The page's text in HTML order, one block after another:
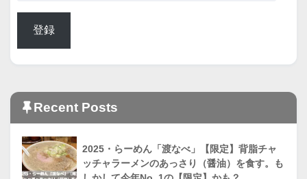
登録
Recent Posts
2025・らーめん「渡なべ」【限定】背脂チャ
ッチャラーメンのあっさり（醤油）を食す。も